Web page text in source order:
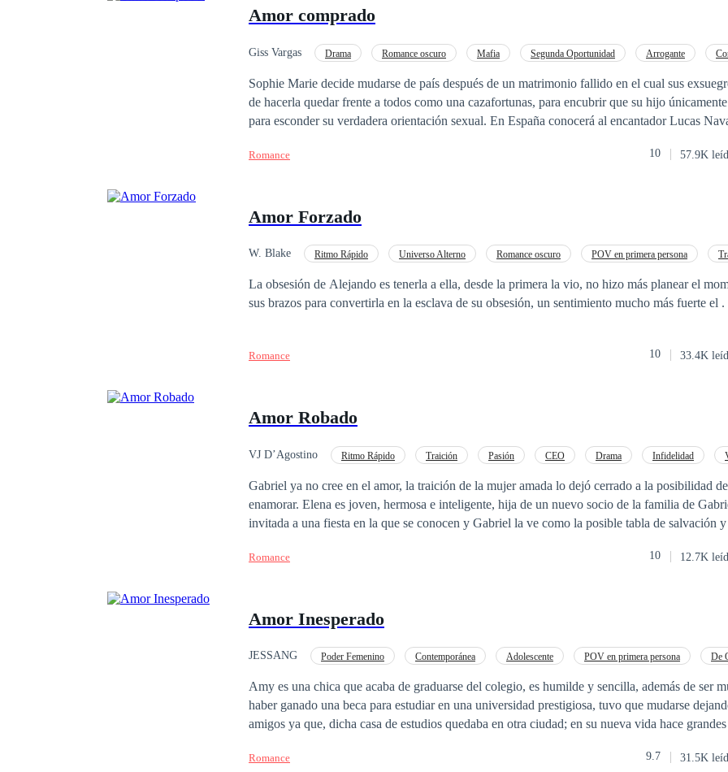
Amor comprado
Giss Vargas Drama Romance oscuro Mafia Segunda Oportunidad Arrogante
Sophie Marie decide mudarse de país después de un matrimonio fallido en el cual sus
de hacerla quedar frente a todos como una cazafortunas, para encubrir que su hijo
para esconder su verdadera orientación sexual. En España conocerá al encantador Lucas
ofrecerle un trato: casarse con él a cambio de que este le consiga trabajo en la prestigiosa
Nadie debe conocer la verdadera identidad de Sophie. 4. Si Sophie se embaraza, el divorcio
no es quien dice ser? ¿Será capaz de perdonarlo?
Romance 10 57.9K
Amor Forzado
W. Blake Ritmo Rápido Universo Alterno Romance oscuro POV en primera persona
La obsesión de Alejando es tenerla a ella, desde la primera la vio, no hizo más planear el momento la tendrá en
sus brazos para convertirla en la esclava de su obsesión, un sentimiento mucho más fuerte el .
Romance 10 33.4K
Amor Robado
VJ D’Agostino Ritmo Rápido Traición Pasión CEO Drama Infidelidad
Gabriel ya no cree en el amor, la traición de la mujer amada lo dejó cerrado a la posibilidad
enamorar. Elena es joven, hermosa e inteligente, hija de un nuevo socio de la familia de
invitada a una fiesta en la que se conocen y Gabriel la ve como la posible tabla de salvación
El plan era Perfecto, enamorar a Elena, demostrar al mundo que había logrado guardar el
Romance 10 12.7K
Amor Inesperado
JESSANG Poder Femenino Contemporánea Adolescente POV en primera persona
De
Amy es una chica que acaba de graduarse del colegio, es humilde y sencilla, además de ser
haber ganado una beca para estudiar en una universidad prestigiosa, tuvo que mudarse
amigos ya que, dicha casa de estudios quedaba en otra ciudad; en su nueva vida hace
tierno y detallista, algo que a la joven le agrada y así este joven se fue ganando su corazón;
Romance 9.7 31.5K